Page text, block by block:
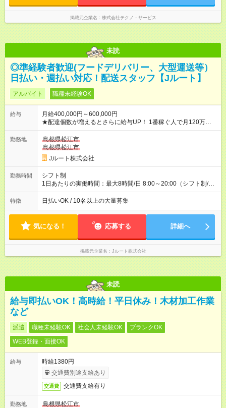
掲載元企業名 株式会社テクノ・サービス
未読
◎準経験者歓迎(フードデリバリー、大型運送等）
日払い・週払い対応！配送スタッフ【Jルート】
アルバイト 職種未経験OK
給与
月給400,000円～600,000円
★配達個数が増えるとさらに給与UP！ 1番稼ぐ人で月120万ほ
ど！ ・主要都市エリア 月収55万円／週5日稼働 月収65万~112
万円／週6日稼働 ・地方郊外エリア 月収40万円／週5日稼働 月
収40万円~50万円／週6日稼働 ＜モデルイメージ＞ ■月収50万
円 (27歳男性/江東区在住)※元建築関係 1日150個配達×25日勤務
(日休み) ■月収80万円(43歳男性/墨田区在住)※元営業 1日200個
勤務地
島根県松江市
島根県松江市
Jルート株式会社
勤務時間
シフト制
1日あたりの実働時間：最大8時間/日 8:00～20:00（シフト制/実
働8時間） ※週5日勤務（場所次第では週4も有り） ※配達状況に
よって時間外での勤務可能性有り ※案件により多少の前後あり
特徴 日払いOK / 10名以上の大量募集
気になる！ 応募する 詳細へ
掲載元企業名 Jルート株式会社
未読
給与即払いOK！高時給！平日休み！木材加工作業
など
派遣 職種未経験OK 社会人未経験OK
ブランクOK
WEB登録・面接OK
給与
時給1380円
交通費別途支給あり
交通費 交通費支給有り
勤務地
島根県松江市